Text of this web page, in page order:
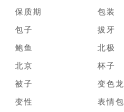
保质期
包装
包子
拔牙
鲍鱼
北极
北京
杯子
被子
变色龙
变性
表情包